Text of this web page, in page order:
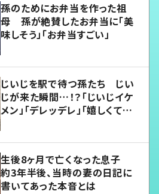
孫のためにお弁当を作った祖
母 孫が絶賛したお弁当に「美
味しそう」「お弁当すごい」
じいじを駅で待つ孫たち じい
じが来た瞬間…！？「じいじイケ
メン」「デレッデレ」「嬉しくて可
生後8ヶ月で亡くなった息子
約3年半後、当時の妻の日記に
書いてあった本音とは